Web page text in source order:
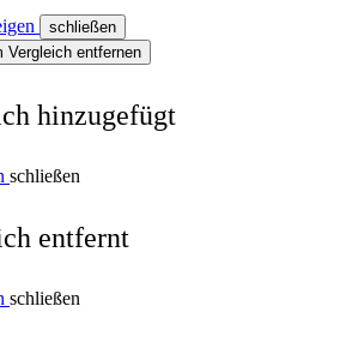
schließen
Vergleich entfernen
hinzugefügt
schließen
entfernt
schließen